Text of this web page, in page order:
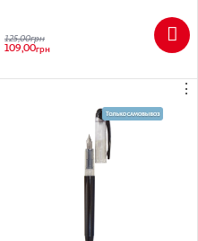
125,00грн
109,00грн
⋮